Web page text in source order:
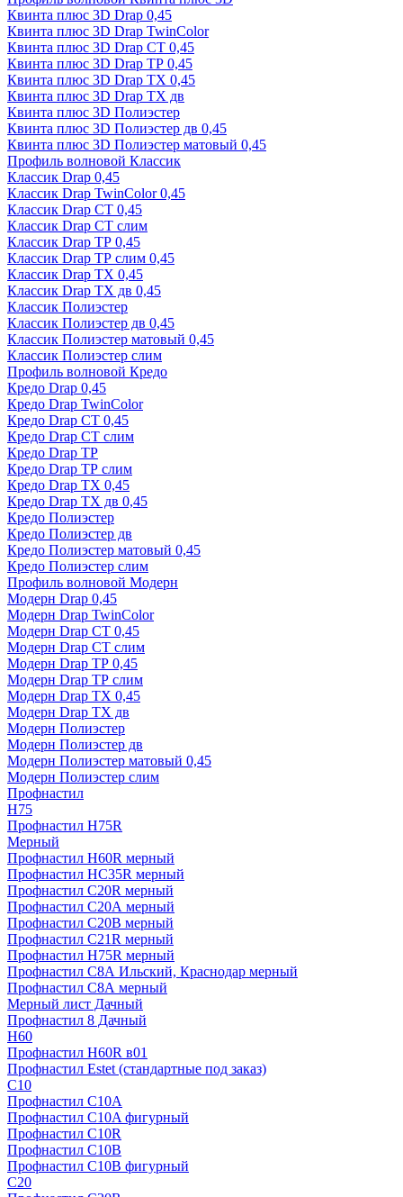
Квинта плюс 3D Drap 0,45
Квинта плюс 3D Drap TwinColor
Квинта плюс 3D Drap СТ 0,45
Квинта плюс 3D Drap ТР 0,45
Квинта плюс 3D Drap ТХ 0,45
Квинта плюс 3D Drap ТХ дв
Квинта плюс 3D Полиэстер
Квинта плюс 3D Полиэстер дв 0,45
Квинта плюс 3D Полиэстер матовый 0,45
Профиль волновой Классик
Классик Drap 0,45
Классик Drap TwinColor 0,45
Классик Drap СТ 0,45
Классик Drap СТ слим
Классик Drap ТР 0,45
Классик Drap ТР слим 0,45
Классик Drap ТХ 0,45
Классик Drap ТХ дв 0,45
Классик Полиэстер
Классик Полиэстер дв 0,45
Классик Полиэстер матовый 0,45
Классик Полиэстер слим
Профиль волновой Кредо
Кредо Drap 0,45
Кредо Drap TwinColor
Кредо Drap СТ 0,45
Кредо Drap СТ слим
Кредо Drap ТР
Кредо Drap ТР слим
Кредо Drap ТХ 0,45
Кредо Drap ТХ дв 0,45
Кредо Полиэстер
Кредо Полиэстер дв
Кредо Полиэстер матовый 0,45
Кредо Полиэстер слим
Профиль волновой Модерн
Модерн Drap 0,45
Модерн Drap TwinColor
Модерн Drap СТ 0,45
Модерн Drap СТ слим
Модерн Drap ТР 0,45
Модерн Drap ТР слим
Модерн Drap ТХ 0,45
Модерн Drap ТХ дв
Модерн Полиэстер
Модерн Полиэстер дв
Модерн Полиэстер матовый 0,45
Модерн Полиэстер слим
Профнастил
H75
Профнастил H75R
Мерный
Профнастил H60R мерный
Профнастил HC35R мерный
Профнастил С20R мерный
Профнастил С20А мерный
Профнастил С20В мерный
Профнастил С21R мерный
Профнастил Н75R мерный
Профнастил С8А Ильский, Краснодар мерный
Профнастил С8А мерный
Мерный лист Дачный
Профнастил 8 Дачный
Н60
Профнастил H60R в01
Профнастил Estet (стандартные под заказ)
C10
Профнастил С10A
Профнастил С10A фигурный
Профнастил С10R
Профнастил С10В
Профнастил С10В фигурный
C20